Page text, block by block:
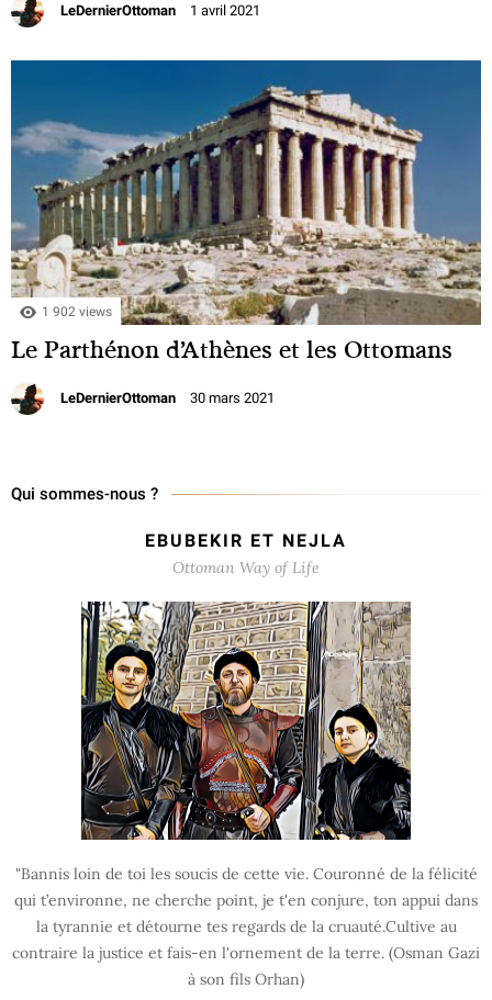
LeDernierOttoman 1 avril 2021
1 902 views
Le Parthénon d’Athènes et les Ottomans
LeDernierOttoman 30 mars 2021
Qui sommes-nous ?
EBUBEKIR ET NEJLA
Ottoman Way of Life
"Bannis loin de toi les soucis de cette vie. Couronné de la félicité
qui t’environne, ne cherche point, je t'en conjure, ton appui dans
la tyrannie et détourne tes regards de la cruauté.Cultive au
contraire la justice et fais-en l'ornement de la terre. (Osman Gazi
à son fils Orhan)